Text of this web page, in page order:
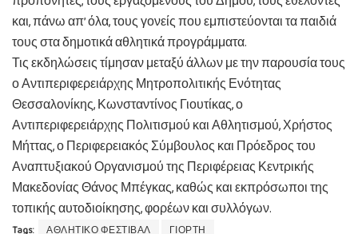
και, πάνω απ’ όλα, τους γονείς που εμπιστεύονται τα παιδιά
τους στα δημοτικά αθλητικά προγράμματα.
Τις εκδηλώσεις τίμησαν μεταξύ άλλων με την παρουσία τους
ο Αντιπεριφερειάρχης Μητροπολιτικής Ενότητας
Θεσσαλονίκης, Κωνσταντίνος Γιουτίκας, ο
Αντιπεριφερειάρχης Πολιτισμού και Αθλητισμού, Χρήστος
Μήττας, ο Περιφερειακός Σύμβουλος και Πρόεδρος του
Αναπτυξιακού Οργανισμού της Περιφέρειας Κεντρικής
Μακεδονίας Θάνος Μπέγκας, καθώς και εκπρόσωποι της
τοπικής αυτοδιοίκησης, φορέων και συλλόγων.
Tags: ΑΘΛΗΤΙΚΟ ΦΕΣΤΙΒΑΛ ΓΙΟΡΤΗ